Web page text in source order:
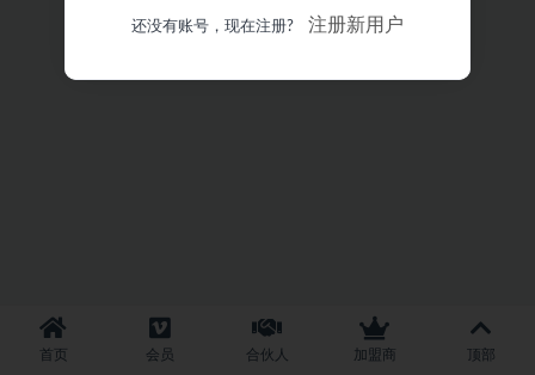
首页 会员 合伙人 加盟商 顶部
还没有账号，现在注册? 注册新用户